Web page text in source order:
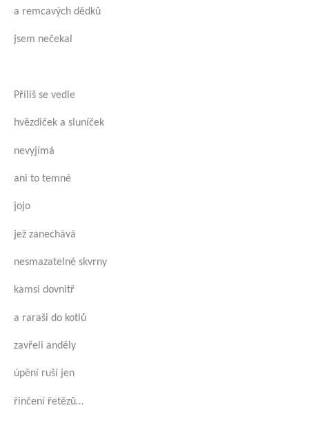
a remcavých dědků
jsem nečekal
Příliš se vedle
hvězdiček a sluníček
nevyjímá
ani to temné
jojo
jež zanechává
nesmazatelné skvrny
kamsi dovnitř
a raraši do kotlů
zavřeli anděly
úpění ruší jen
řinčení řetězů…